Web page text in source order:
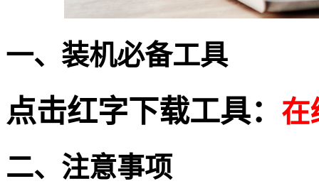
一、装机必备工具
点击红字下载工具： 在
二、注意事项